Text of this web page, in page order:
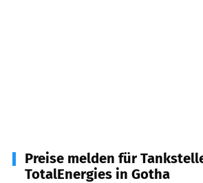
Preise melden für
TotalEnergies in Gotha